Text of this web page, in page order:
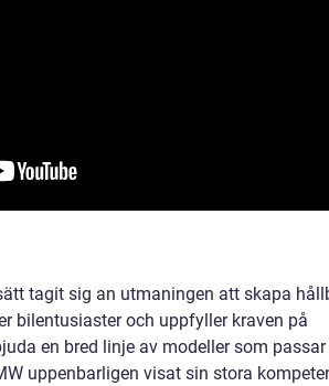
tagit sig an utmaningen att skapa
bilentusiaster och uppfyller kraven på
en bred linje av modeller som
uppenbarligen visat sin stora